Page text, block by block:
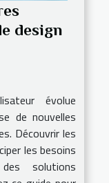
design
évolue
de nouvelles
Découvrir les
les besoins
solutions